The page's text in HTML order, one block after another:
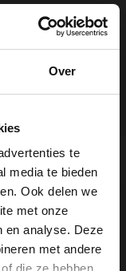
Over
te
media te bieden
Ook delen we
met onze
en analyse. Deze
met andere
die ze hebben
in
speciaal ontwikkeld
het haar juist
en gezond te